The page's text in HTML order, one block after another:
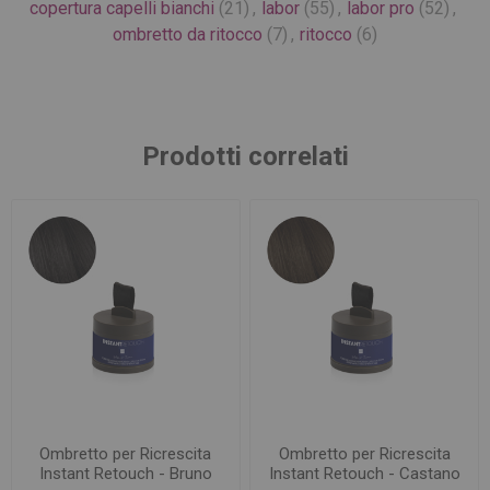
copertura capelli bianchi (21) , labor (55) , labor pro (52) ,
ombretto da ritocco (7) , ritocco (6)
Prodotti correlati
Ombretto per Ricrescita
Instant Retouch - Bruno
Ombretto per Ricrescita
Instant Retouch - Castano